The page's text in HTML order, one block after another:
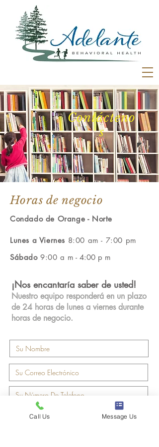
Contácteno
s
Horas de negocio
Condado de Orange - Norte
Lunes a Viernes 8:00 am - 7:00 pm
Sábado9:00 a m - 4:00 p m
¡Nos encantaría saber de usted!
Nuestro equipo responderá en un plazo
de 24 horas de lunes a viernes durante
horas de negocio.
Call Us Message Us